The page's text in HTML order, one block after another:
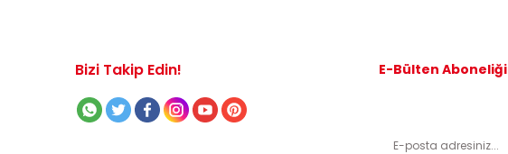
Bizi Takip Edin! E-Bülten Aboneliği